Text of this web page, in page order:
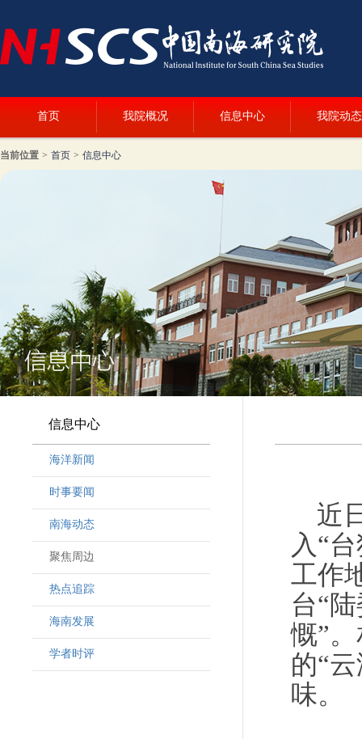
首页 我院概况 信息中心 我院动态
当前位置 > 首页 > 信息中心
信息中心
海洋新闻
时事要闻
南海动态
聚焦周边
热点追踪
海南发展
学者时评
近
入“
工作
台“
慨”
的“
味。